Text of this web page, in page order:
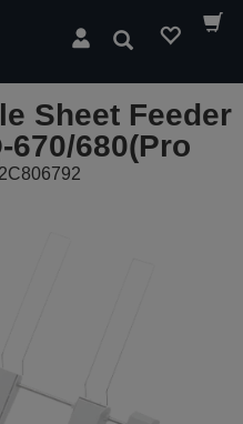
Rechercher
Sheet Feeder
680(Pro